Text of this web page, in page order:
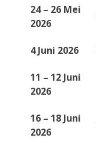
24 – 26 Mei
2026
4 Juni 2026
11 – 12 Juni
2026
16 – 18 Juni
2026